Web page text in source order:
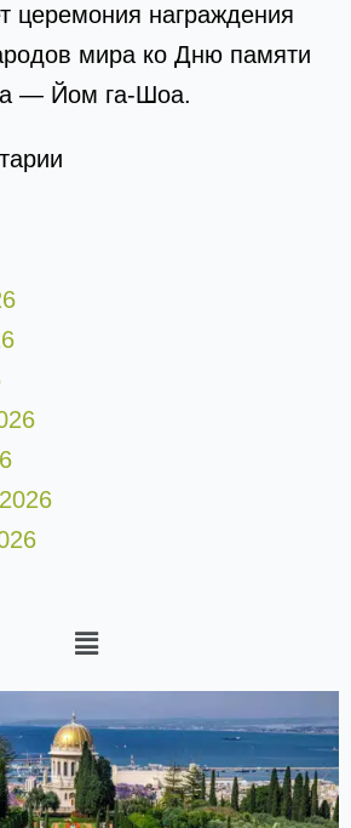
церемония награждения
мира ко Дню памяти
— Йом га-Шоа.
Меню